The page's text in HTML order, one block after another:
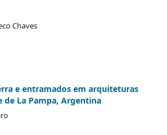
Chaves
e entramados em arquiteturas
de La Pampa, Argentina